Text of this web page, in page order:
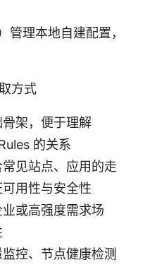
管理本地自建配置，
方式
架，便于理解
的关系
见站点、应用的走
用性与安全性
或高强度需求场
控、节点健康检测